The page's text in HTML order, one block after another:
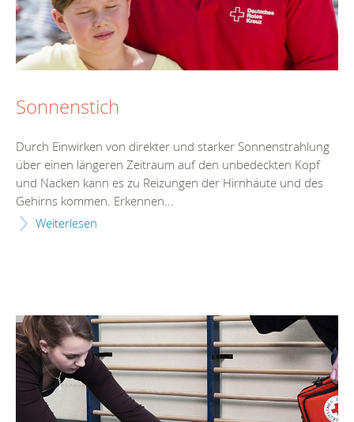
Sonnenstich
Durch Einwirken von direkter und starker Sonnenstrahlung
über einen längeren Zeitraum auf den unbedeckten Kopf
und Nacken kann es zu Reizungen der Hirnhäute und des
Gehirns kommen. Erkennen...
Weiterlesen